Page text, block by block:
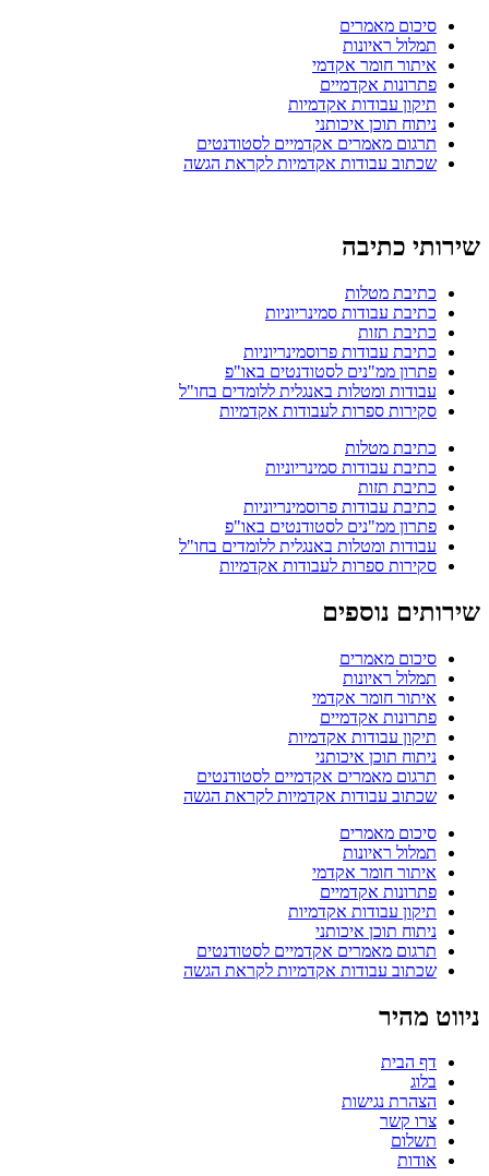
סיכום מאמרים
תמלול ראיונות
איתור חומר אקדמי
פתרונות אקדמיים
תיקון עבודות אקדמיות
ניתוח תוכן איכותני
תרגום מאמרים אקדמיים לסטודנטים
שכתוב עבודות אקדמיות לקראת הגשה
שירותי כתיבה
כתיבת מטלות
כתיבת עבודות סמינריוניות
כתיבת תזות
כתיבת עבודות פרוסמינריוניות
פתרון ממ"נים לסטודנטים באו"פ
עבודות ומטלות באנגלית ללומדים בחו"ל
סקירות ספרות לעבודות אקדמיות
כתיבת מטלות
כתיבת עבודות סמינריוניות
כתיבת תזות
כתיבת עבודות פרוסמינריוניות
פתרון ממ"נים לסטודנטים באו"פ
עבודות ומטלות באנגלית ללומדים בחו"ל
סקירות ספרות לעבודות אקדמיות
שירותים נוספים
סיכום מאמרים
תמלול ראיונות
איתור חומר אקדמי
פתרונות אקדמיים
תיקון עבודות אקדמיות
ניתוח תוכן איכותני
תרגום מאמרים אקדמיים לסטודנטים
שכתוב עבודות אקדמיות לקראת הגשה
סיכום מאמרים
תמלול ראיונות
איתור חומר אקדמי
פתרונות אקדמיים
תיקון עבודות אקדמיות
ניתוח תוכן איכותני
תרגום מאמרים אקדמיים לסטודנטים
שכתוב עבודות אקדמיות לקראת הגשה
ניווט מהיר
דף הבית
בלוג
הצהרת נגישות
צרו קשר
תשלום
אודות